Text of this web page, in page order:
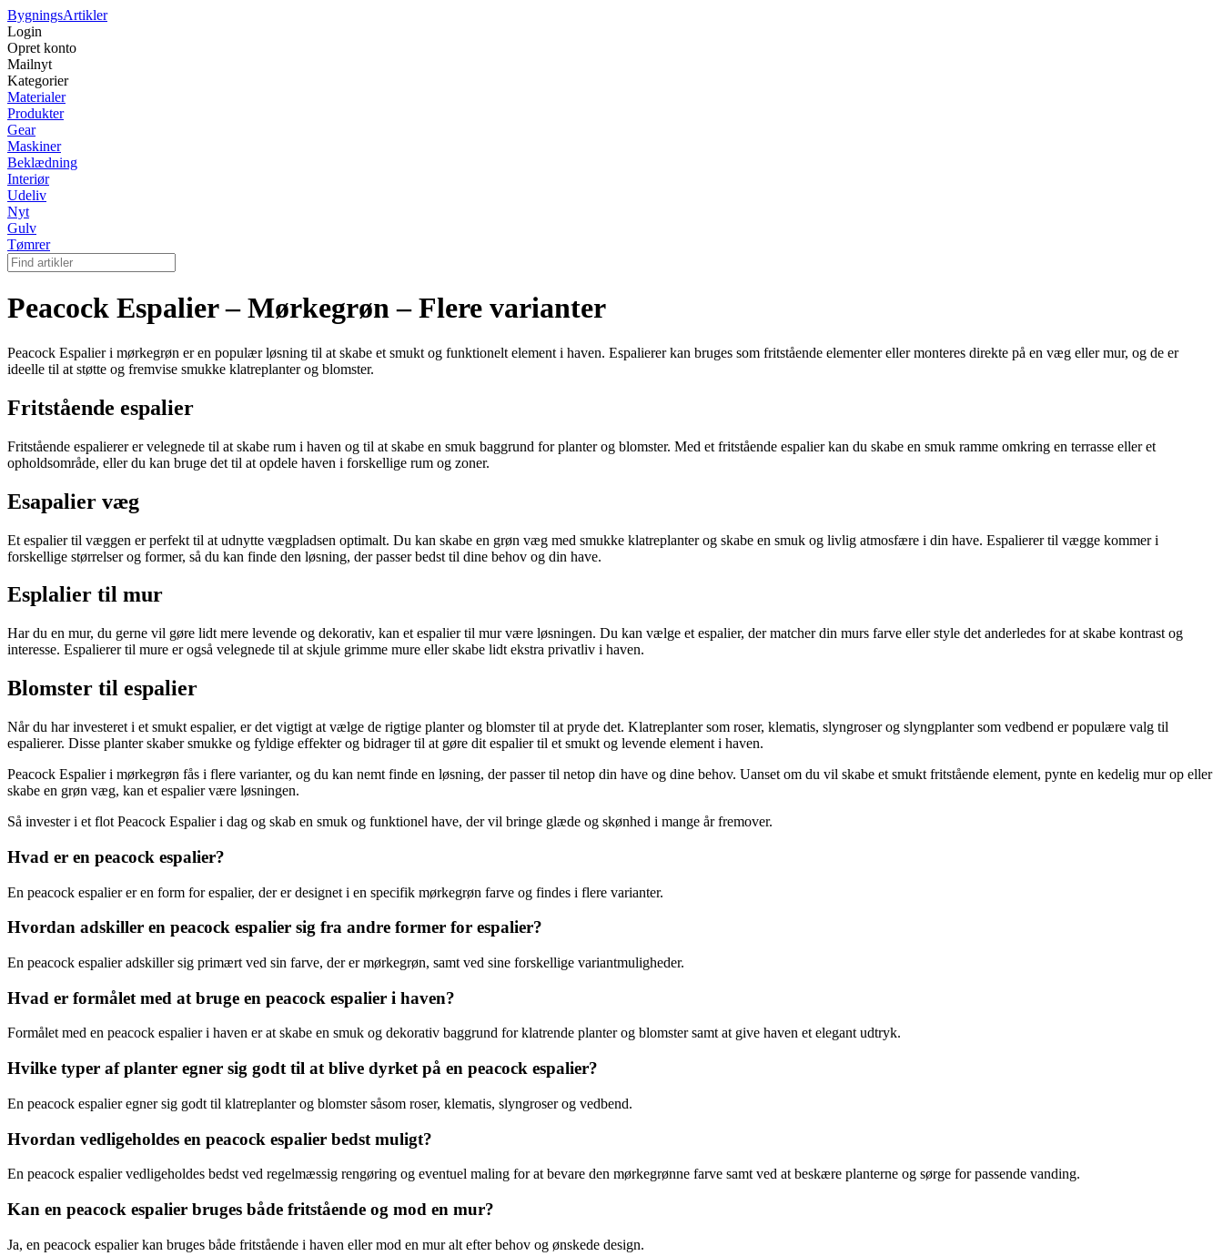
BygningsArtikler
Login
Opret konto
Mailnyt
Kategorier
Materialer
Produkter
Gear
Maskiner
Beklædning
Interiør
Udeliv
Nyt
Gulv
Tømrer
Peacock Espalier – Mørkegrøn – Flere varianter
Peacock Espalier i mørkegrøn er en populær løsning til at skabe et smukt og funktionelt element i haven. Espalierer kan bruges som fritstående elementer eller monteres direkte på en væg eller mur, og de er
ideelle til at støtte og fremvise smukke klatreplanter og blomster.
Fritstående espalier
Fritstående espalierer er velegnede til at skabe rum i haven og til at skabe en smuk baggrund for planter og blomster. Med et fritstående espalier kan du skabe en smuk ramme omkring en terrasse eller et
opholdsområde, eller du kan bruge det til at opdele haven i forskellige rum og zoner.
Esapalier væg
Et espalier til væggen er perfekt til at udnytte vægpladsen optimalt. Du kan skabe en grøn væg med smukke klatreplanter og skabe en smuk og livlig atmosfære i din have. Espalierer til vægge kommer i
forskellige størrelser og former, så du kan finde den løsning, der passer bedst til dine behov og din have.
Esplalier til mur
Har du en mur, du gerne vil gøre lidt mere levende og dekorativ, kan et espalier til mur være løsningen. Du kan vælge et espalier, der matcher din murs farve eller style det anderledes for at skabe kontrast og
interesse. Espalierer til mure er også velegnede til at skjule grimme mure eller skabe lidt ekstra privatliv i haven.
Blomster til espalier
Når du har investeret i et smukt espalier, er det vigtigt at vælge de rigtige planter og blomster til at pryde det. Klatreplanter som roser, klematis, slyngroser og slyngplanter som vedbend er populære valg til
espalierer. Disse planter skaber smukke og fyldige effekter og bidrager til at gøre dit espalier til et smukt og levende element i haven.
Peacock Espalier i mørkegrøn fås i flere varianter, og du kan nemt finde en løsning, der passer til netop din have og dine behov. Uanset om du vil skabe et smukt fritstående element, pynte en kedelig mur op eller
skabe en grøn væg, kan et espalier være løsningen.
Så invester i et flot Peacock Espalier i dag og skab en smuk og funktionel have, der vil bringe glæde og skønhed i mange år fremover.
Hvad er en peacock espalier?
En peacock espalier er en form for espalier, der er designet i en specifik mørkegrøn farve og findes i flere varianter.
Hvordan adskiller en peacock espalier sig fra andre former for espalier?
En peacock espalier adskiller sig primært ved sin farve, der er mørkegrøn, samt ved sine forskellige variantmuligheder.
Hvad er formålet med at bruge en peacock espalier i haven?
Formålet med en peacock espalier i haven er at skabe en smuk og dekorativ baggrund for klatrende planter og blomster samt at give haven et elegant udtryk.
Hvilke typer af planter egner sig godt til at blive dyrket på en peacock espalier?
En peacock espalier egner sig godt til klatreplanter og blomster såsom roser, klematis, slyngroser og vedbend.
Hvordan vedligeholdes en peacock espalier bedst muligt?
En peacock espalier vedligeholdes bedst ved regelmæssig rengøring og eventuel maling for at bevare den mørkegrønne farve samt ved at beskære planterne og sørge for passende vanding.
Kan en peacock espalier bruges både fritstående og mod en mur?
Ja, en peacock espalier kan bruges både fritstående i haven eller mod en mur alt efter behov og ønskede design.